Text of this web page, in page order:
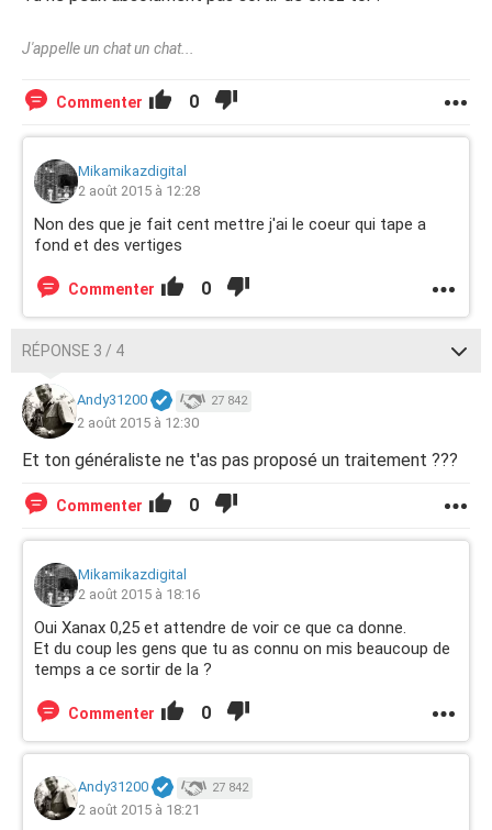
car j'aimerais reprendre les randos avec mon chiens, aller
même, reprendre ma vie tout simplement.
Si quelqu'un pouvais me répondre ça me serrait d'une
Merci d'avance.
Mika
J'appelle un chat un chat...
Commenter 0
Mikamikazdigital
2 août 2015 à 12:28
Non des que je fait cent mettre j'ai le coeur qui tape a
fond et des vertiges
Commenter 0
RÉPONSE 3 / 4
Andy31200 27 842
2 août 2015 à 12:30
Et ton généraliste ne t'as pas proposé un traitement ???
Commenter 0
Mikamikazdigital
2 août 2015 à 18:16
Oui Xanax 0,25 et attendre de voir ce que ca donne.
Et du coup les gens que tu as connu on mis beaucoup de
temps a ce sortir de la ?
Commenter 0
Andy31200 27 842
2 août 2015 à 18:21